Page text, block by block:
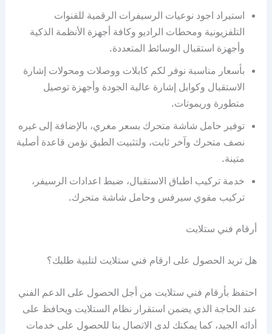
استيراد اجود نوعيات الرسيفرات الرقمية للقنوات
التلفزيونية ومحطات الراديو وكافة أجهزة الأنظمة الذكية
وأجهزة استقبال الوسائط المتعددة.
بأسعار مناسبة نوفر لكم كابلات ووصلات ومحولات إشارة
الاستقبال وكوابل إشارة عالية الجودة وأجهزة توصيل
متطورة وريموتات.
توفير حامل شاشة متحرك بسعر مغري، بالإضافة إلى غيره
نصف متحرك وآخر ثابت، ولتثبيت الطبق نؤمن قاعدة أصلية
متينة.
خدمة تركيب اطباق الاستقبال، ضبط اعدادات الرسيفر،
تركيب مقوي سيرفس وحامل شاشة متحرك.
أرقام فني ستلايت
هل تريد الحصول على ارقام فني ستلايت لتلبية طلبك؟
احتفظ بأرقام فني ستلايت من أجل الحصول على الدعم الفني
عند الحاجة الذي يضمن استقرار نظام الستلايت ويحافظ على
أدائه الجيد، كما يمكنك لدى الاتصال بنا للحصول على خدمات